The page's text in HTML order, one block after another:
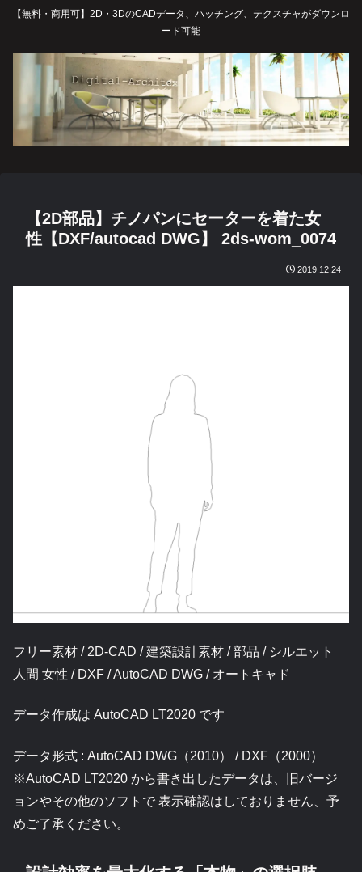
【無料・商用可】2D・3DのCADデータ、ハッチング、テクスチャがダウンロ
ード可能
【2D部品】チノパンにセーターを着た女
性【DXF/autocad DWG】 2ds-wom_0074
2019.12.24
フリー素材 / 2D-CAD / 建築設計素材 / 部品 / シルエット
人間 女性 / DXF / AutoCAD DWG / オートキャド
データ作成は AutoCAD LT2020 です
データ形式 : AutoCAD DWG（2010） / DXF（2000）
※AutoCAD LT2020 から書き出したデータは、旧バージ
ョンやその他のソフトで 表示確認はしておりません、予
めご了承ください。